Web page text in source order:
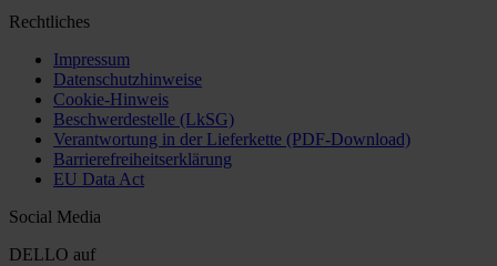
Rechtliches
Impressum
Datenschutzhinweise
Cookie-Hinweis
Beschwerdestelle (LkSG)
Verantwortung in der Lieferkette (PDF-Download)
Barrierefreiheitserklärung
EU Data Act
Social Media
DELLO auf